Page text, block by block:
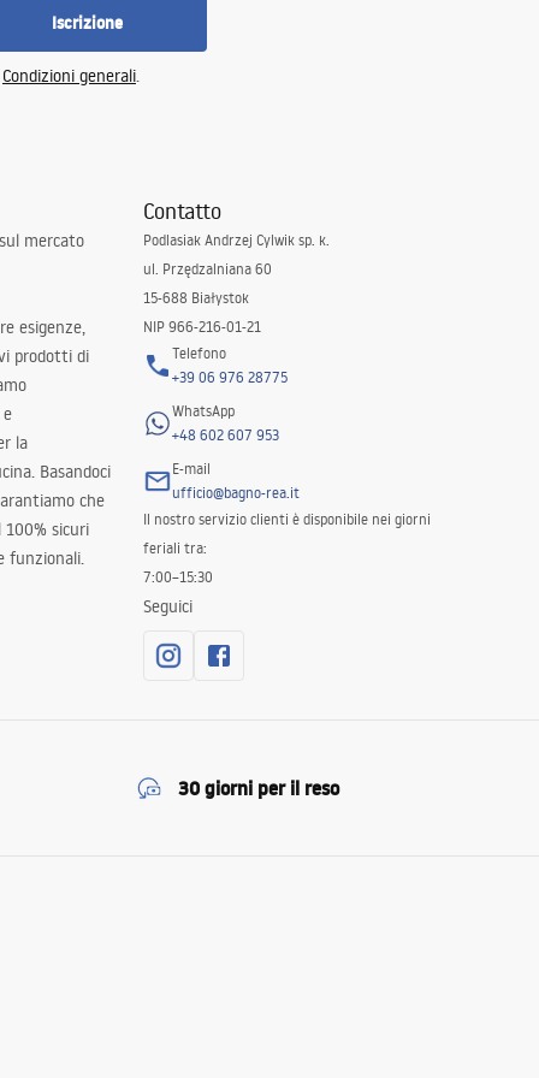
Iscrizione
Condizioni generali.
mercato
esigenze,
prodotti di
la
Basandoci
che
sicuri
funzionali.
Contatto
Podlasiak Andrzej Cylwik sp. k.
ul. Przędzalniana 60
15-688 Białystok
NIP 966-216-01-21
Telefono
+39 06 976 28775
WhatsApp
+48 602 607 953
E-mail
ufficio@bagno-rea.it
Il nostro servizio clienti è disponibile nei giorni
feriali tra:
7:00–15:30
Seguici
30 giorni per il reso